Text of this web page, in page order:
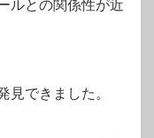
ルとの関係性が近
見できました。